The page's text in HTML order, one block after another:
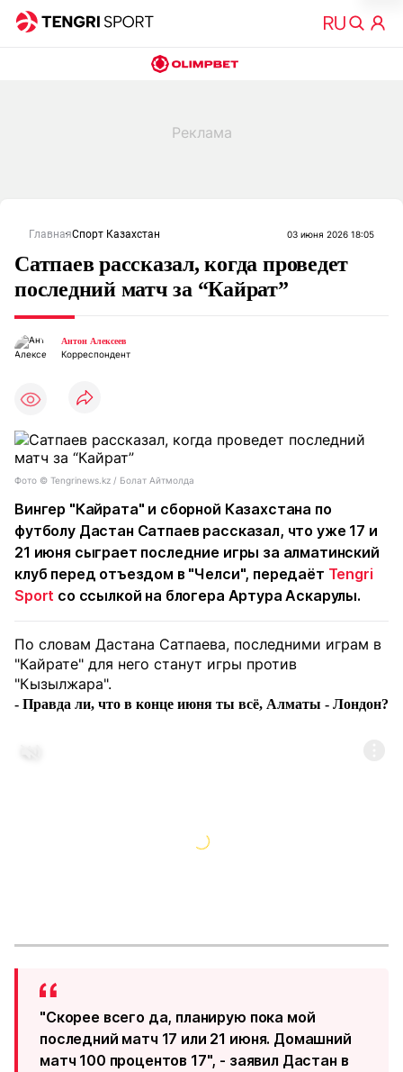
ГлавнаяСпорт Казахстан 03 июня 2026 18:05
Сатпаев рассказал, когда проведет
последний матч за “Кайрат”
Антон Алексеев
Корреспондент
Фото © Tengrinews.kz / Болат Айтмолда
Вингер "Кайрата" и сборной Казахстана по
футболу Дастан Сатпаев рассказал, что уже 17 и
21 июня сыграет последние игры за алматинский
клуб перед отъездом в "Челси", передаёт Tengri
Sport со ссылкой на блогера Артура Аскарулы.
По словам Дастана Сатпаева, последними играм в
"Кайрате" для него станут игры против
"Кызылжара".
- Правда ли, что в конце июня ты всё, Алматы - Лондон?
"Скорее всего да, планирую пока мой
последний матч 17 или 21 июня. Домашний
матч 100 процентов 17", - заявил Дастан в